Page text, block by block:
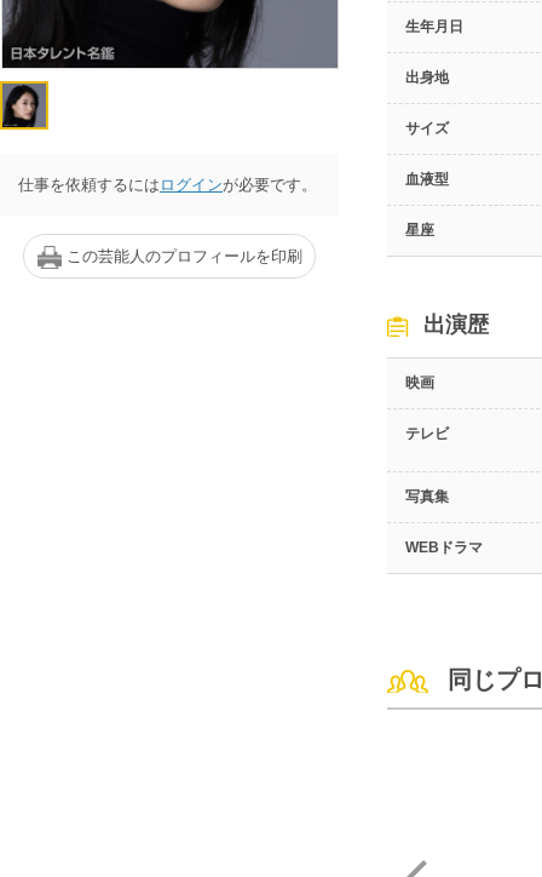
仕事を依頼するには ログインが必要です。
この芸能人のプロフィールを印刷
生年月日
出身地
サイズ
血液型
星座
出演歴
映画
テレビ
写真集
WEBドラマ
同じプ